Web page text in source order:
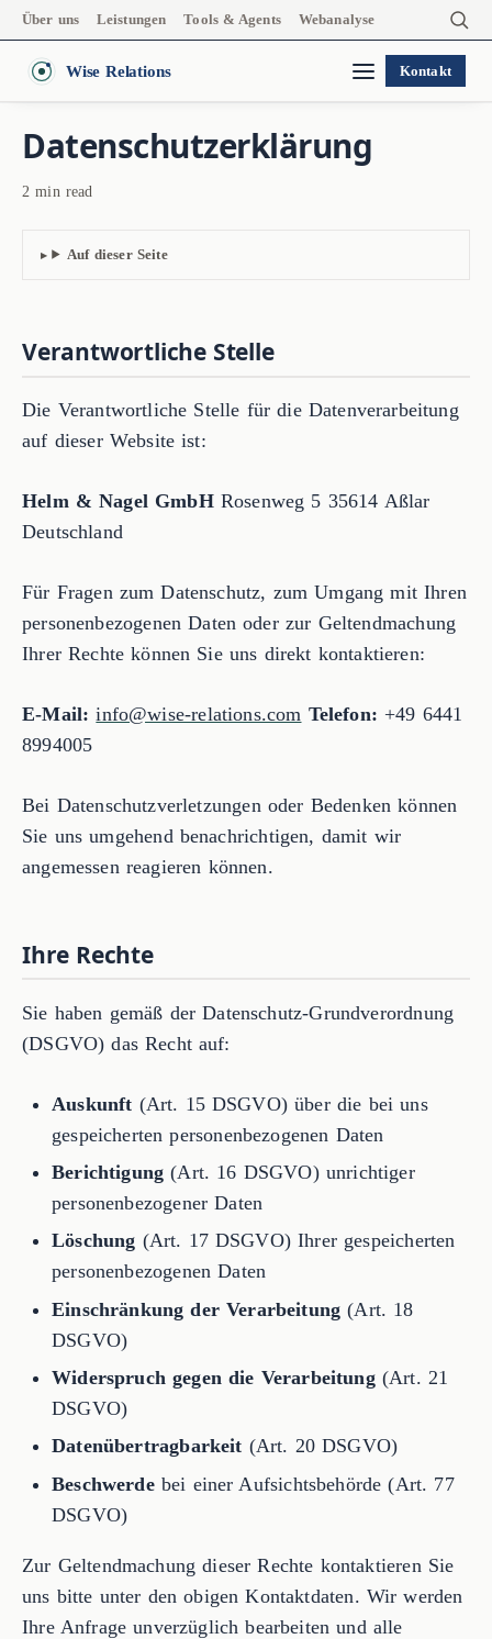
Über uns Leistungen Tools & Agents Webanalyse
Wise Relations Kontakt
Datenschutzerklärung
2 min read
Auf dieser Seite
Verantwortliche Stelle
Die Verantwortliche Stelle für die Datenverarbeitung
auf dieser Website ist:
Helm & Nagel GmbHRosenweg 5 35614 Aßlar
Deutschland
Für Fragen zum Datenschutz, zum Umgang mit Ihren
personenbezogenen Daten oder zur Geltendmachung
Ihrer Rechte können Sie uns direkt kontaktieren:
E-Mail: info@wise-relations.com Telefon: +49 6441
8994005
Bei Datenschutzverletzungen oder Bedenken können
Sie uns umgehend benachrichtigen, damit wir
angemessen reagieren können.
Ihre Rechte
Sie haben gemäß der Datenschutz-Grundverordnung
(DSGVO) das Recht auf:
Auskunft (Art. 15 DSGVO) über die bei uns
gespeicherten personenbezogenen Daten
Berichtigung (Art. 16 DSGVO) unrichtiger
personenbezogener Daten
Löschung (Art. 17 DSGVO) Ihrer gespeicherten
personenbezogenen Daten
Einschränkung der Verarbeitung (Art. 18
DSGVO)
Widerspruch gegen die Verarbeitung(Art. 21
DSGVO)
Datenübertragbarkeit (Art. 20 DSGVO)
Beschwerdebei einer Aufsichtsbehörde (Art. 77
DSGVO)
Zur Geltendmachung dieser Rechte kontaktieren Sie
uns bitte unter den obigen Kontaktdaten. Wir werden
Ihre Anfrage unverzüglich bearbeiten und alle